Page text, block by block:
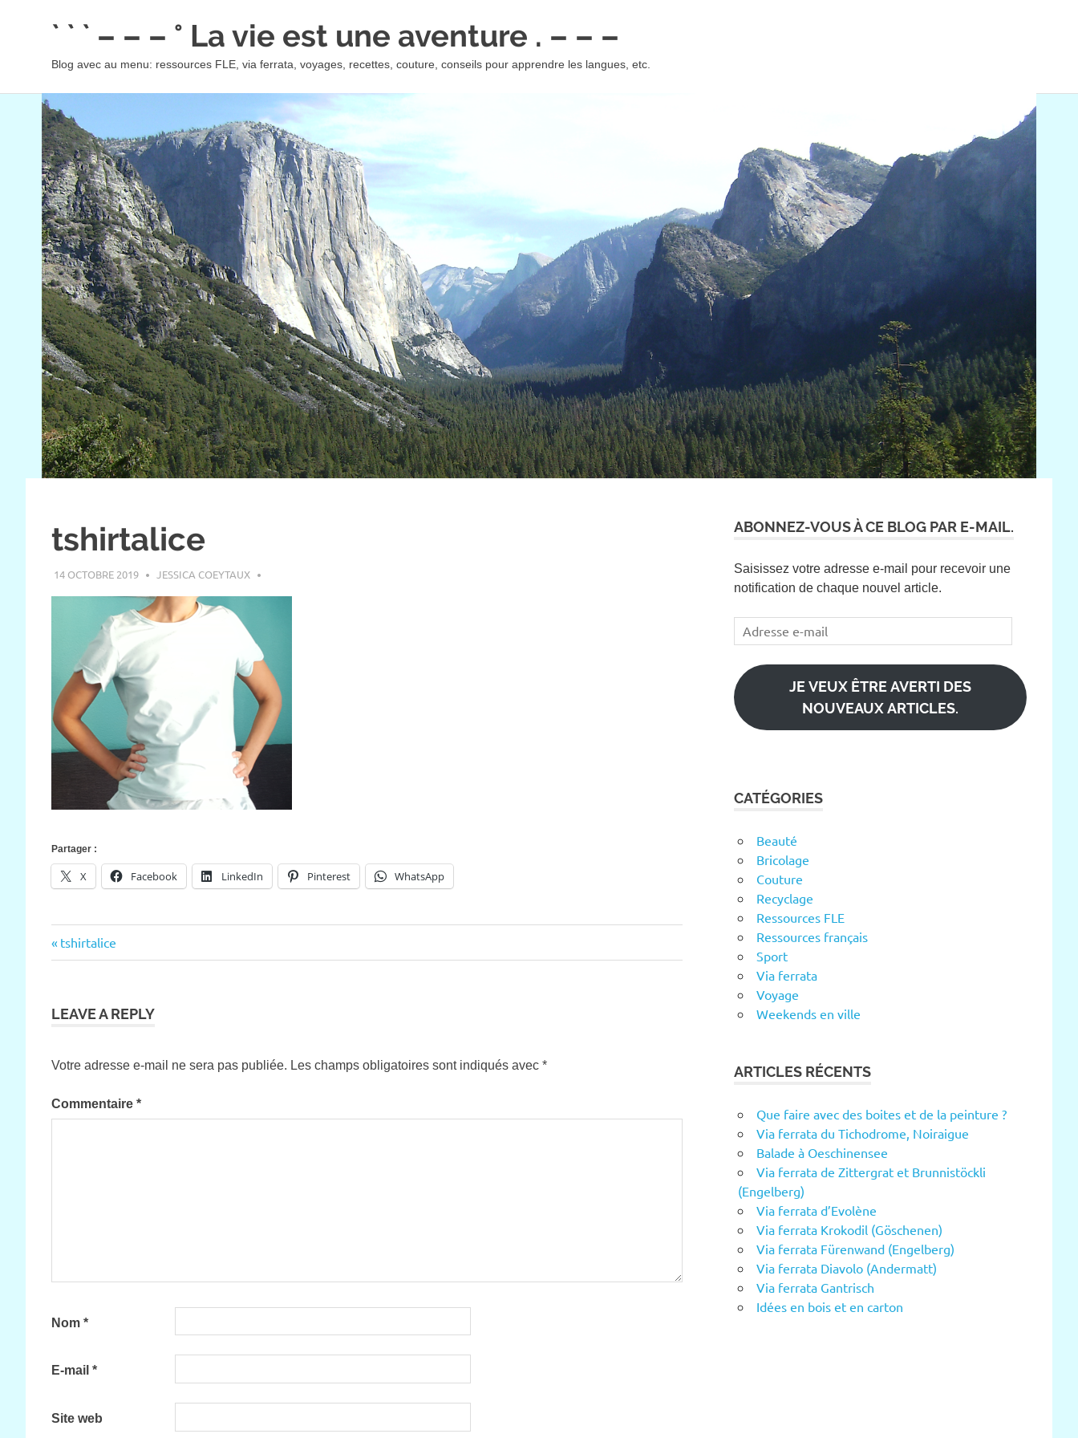
` ` ` – – – ° La vie est une aventure . – – –
Blog avec au menu: ressources FLE, via ferrata, voyages, recettes, couture, conseils pour apprendre les langues, etc.
tshirtalice
14 OCTOBRE 2019 JESSICA COEYTAUX
Partager :
X Facebook LinkedIn Pinterest WhatsApp
Navigation
l’article
Previous
Post:
tshirtalice
LEAVE A REPLY
Votre adresse e-mail ne sera pas publiée. Les champs obligatoires sont indiqués avec *
Commentaire *
Nom *
E-mail *
Site web
ABONNEZ-VOUS À CE BLOG PAR E-MAIL.
Saisissez votre adresse e-mail pour recevoir une
notification de chaque nouvel article.
Adresse
e-
mail
JE VEUX ÊTRE AVERTI DES
NOUVEAUX ARTICLES.
CATÉGORIES
Beauté
Bricolage
Couture
Recyclage
Ressources FLE
Ressources français
Sport
Via ferrata
Voyage
Weekends en ville
ARTICLES RÉCENTS
Que faire avec des boites et de la peinture ?
Via ferrata du Tichodrome, Noiraigue
Balade à Oeschinensee
Via ferrata de Zittergrat et Brunnistöckli
(Engelberg)
Via ferrata d’Evolène
Via ferrata Krokodil (Göschenen)
Via ferrata Fürenwand (Engelberg)
Via ferrata Diavolo (Andermatt)
Via ferrata Gantrisch
Idées en bois et en carton